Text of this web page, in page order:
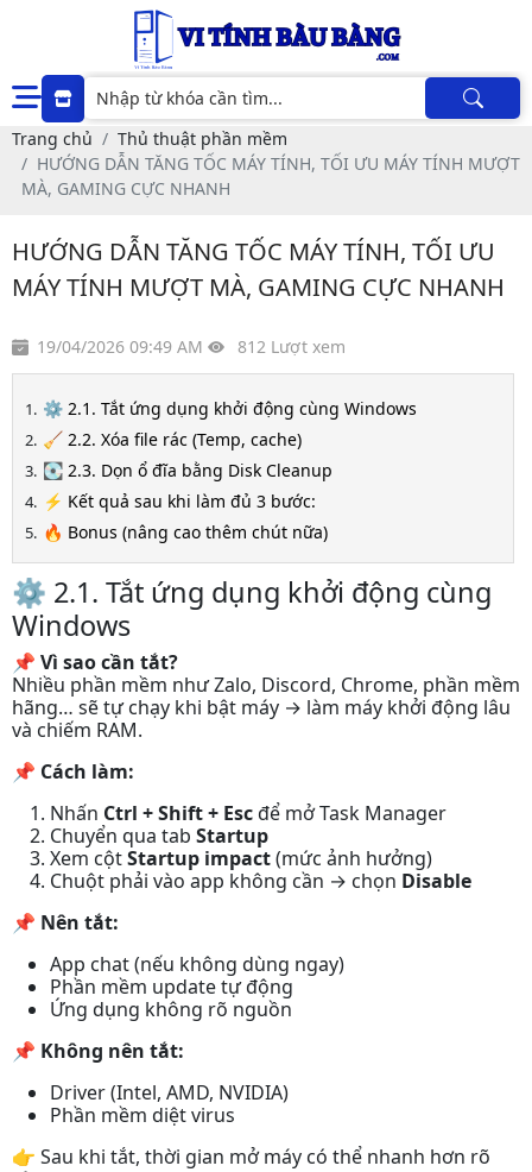
Trang chủ
Thủ thuật phần mềm
HƯỚNG DẪN TĂNG TỐC MÁY TÍNH, TỐI ƯU MÁY TÍNH MƯỢT
MÀ, GAMING CỰC NHANH
HƯỚNG DẪN TĂNG TỐC MÁY TÍNH, TỐI ƯU
MÁY TÍNH MƯỢT MÀ, GAMING CỰC NHANH
19/04/2026 09:49 AM 812 Lượt xem
⚙️ 2.1. Tắt ứng dụng khởi động cùng Windows
🧹 2.2. Xóa file rác (Temp, cache)
💽 2.3. Dọn ổ đĩa bằng Disk Cleanup
⚡ Kết quả sau khi làm đủ 3 bước:
🔥 Bonus (nâng cao thêm chút nữa)
⚙️ 2.1. Tắt ứng dụng khởi động cùng
Windows
📌 Vì sao cần tắt?
Nhiều phần mềm như Zalo, Discord, Chrome, phần mềm
hãng… sẽ tự chạy khi bật máy → làm máy khởi động lâu
và chiếm RAM.
📌 Cách làm:
Nhấn Ctrl + Shift + Escđể mở Task Manager
Chuyển qua tab Startup
Xem cộtStartup impact(mức ảnh hưởng)
Chuột phải vào app không cần → chọn Disable
📌 Nên tắt:
App chat (nếu không dùng ngay)
Phần mềm update tự động
Ứng dụng không rõ nguồn
📌 Không nên tắt:
Driver (Intel, AMD, NVIDIA)
Phần mềm diệt virus
👉 Sau khi tắt, thời gian mở máy có thể nhanh hơn rõ